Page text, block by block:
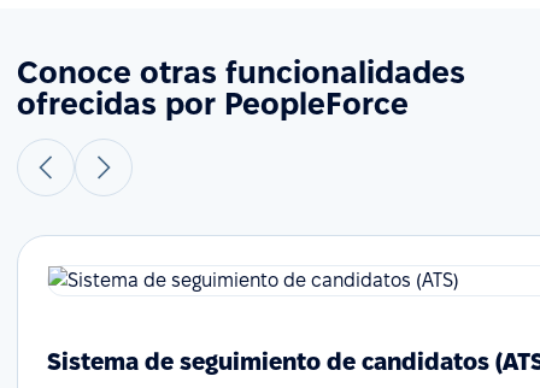
Conoce otras funcionalidades
ofrecidas por PeopleForce
Sistema de seguimiento de candidatos